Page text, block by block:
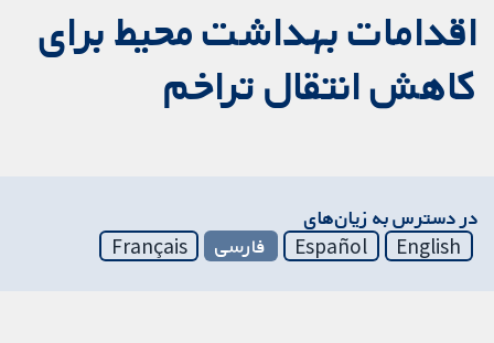
اقدامات بهداشت محیط برای
کاهش انتقال تراخم
در دسترس به زیان‌های
English
Español فارسی Français